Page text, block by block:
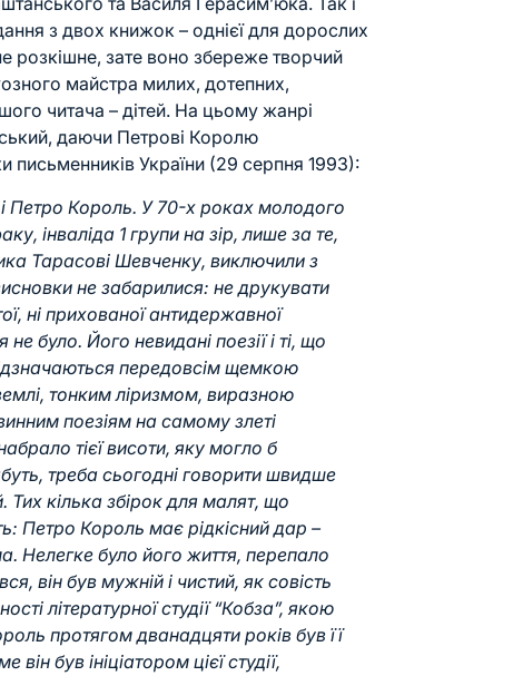
з двох книжок – однієї для дорослих
розкішне, зате воно збереже творчий
майстра милих, дотепних,
читача – дітей. На цьому жанрі
даючи Петрові Королю
письменників України (29 серпня 1993):
Петро Король. У 70-х роках молодого
інваліда 1 групи на зір, лише за те,
Тарасові Шевченку, виключили з
не забарилися: не друкувати
ні прихованої антидержавної
було. Його невидані поезії і ті, що
передовсім щемкою
тонким ліризмом, виразною
поезіям на самому злеті
тієї висоти, яку могло б
треба сьогодні говорити швидше
кілька збірок для малят, що
Петро Король має рідкісний дар –
Нелегке було його життя, перепало
він був мужній і чистий, як совість
літературної студії “Кобза”, якою
протягом дванадцяти років був її
був ініціатором цієї студії,